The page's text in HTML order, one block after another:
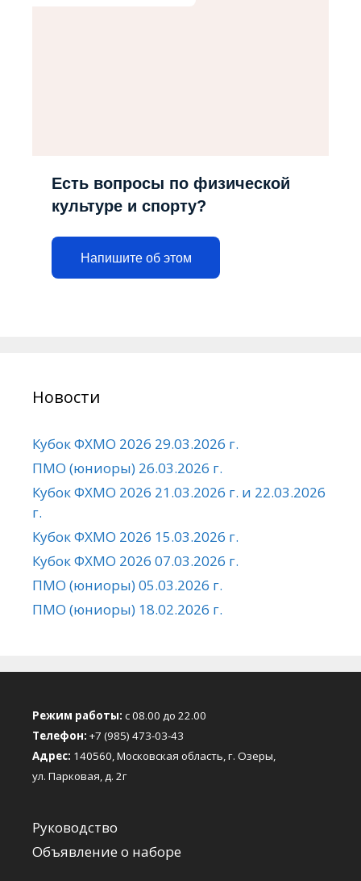
Есть вопросы по физической
культуре и спорту?
Напишите об этом
Новости
Кубок ФХМО 2026 29.03.2026 г.
ПМО (юниоры) 26.03.2026 г.
Кубок ФХМО 2026 21.03.2026 г. и 22.03.2026
г.
Кубок ФХМО 2026 15.03.2026 г.
Кубок ФХМО 2026 07.03.2026 г.
ПМО (юниоры) 05.03.2026 г.
ПМО (юниоры) 18.02.2026 г.
Режим работы: с 08.00 до 22.00
Телефон: +7 (985) 473-03-43
Адрес: 140560, Московская область, г. Озеры,
ул. Парковая, д. 2г
Руководство
Объявление о наборе